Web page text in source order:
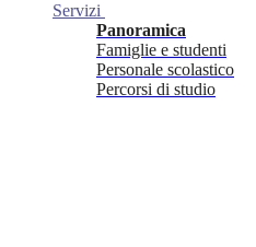
Servizi
Panoramica
Famiglie e studenti
Personale scolastico
Percorsi di studio